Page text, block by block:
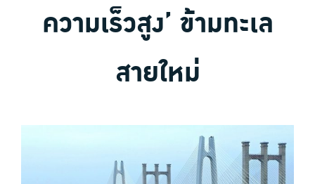
ความเร็วสูง’ ข้ามทะเล
สายใหม่